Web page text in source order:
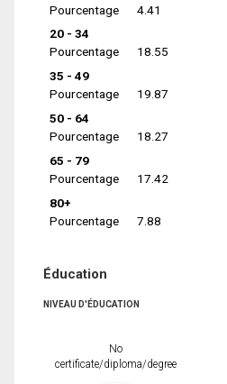
Pourcentage
4.41
20 - 34
Pourcentage
18.55
35 - 49
Pourcentage
19.87
50 - 64
Pourcentage
18.27
65 - 79
Pourcentage
17.42
80+
Pourcentage
7.88
Éducation
NIVEAU D'ÉDUCATION
No
certificate/diploma/degree